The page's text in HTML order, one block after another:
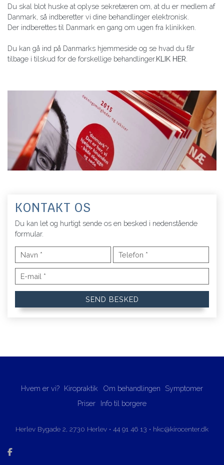
Du skal blot huske at oplyse sekretæren om, at du er medlem af
Danmark, så indberetter vi dine behandlinger elektronisk.
Der indberettes til Danmark en gang om ugen fra klinikken.
Du kan gå ind på Danmarks hjemmeside og se hvad du får
tilbage i tilskud for de forskellige behandlinger.KLIK HER.
KONTAKT OS
Du kan let og hurtigt sende os en besked i nedenstående
formular.
Hvem er vi? Kiropraktik Om behandlingen
Symptomer
Priser
Info til borgere
Herlev Bygade 2, ​2730 Herlev​• 44 91 46 13 • hkc@kirocenter.dk